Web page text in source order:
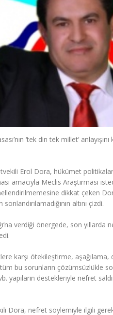
‘tek din tek millet’
Erol Dora, hükümet
amacıyla Meclis Araştırması
dikkat çeken
altını çizdi.
verdiği önergede, son
karşı ötekileştirme,
bu sorunların çözümsüzlükle
yapıların destekleriyle nefret
Dora, nefret söylemiyle ilgili